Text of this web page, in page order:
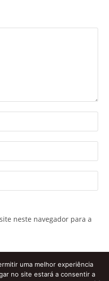
neste navegador para a
uma melhor experiência
no site estará a consentir a